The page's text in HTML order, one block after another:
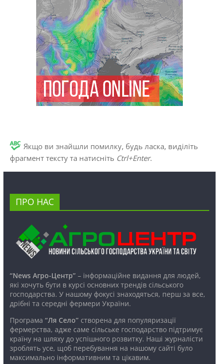
Якщо ви знайшли помилку, будь ласка, виділіть
фрагмент тексту та натисніть Ctrl+Enter.
ПРО НАС
“News Агро-Центр”– інформаційне видання для людей,
які хочуть бути в курсі основних трендів сільського
господарства. У нашому фокусі знаходяться, перш за все,
дрібні та середні фермери України.
Програма “Ля Село”створена для популяризації
фермерства, адже саме сільське господарство підтримує
країну на шляху до успішного розвитку. Наші журналісти
зроблять усе, щоб перебування на нашому сайті було
максимально інформативним та цікавим.